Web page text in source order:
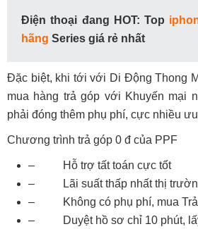
Điện thoại đang HOT: Top
hãng Series giá rẻ nhất
Đặc biệt, khi tới với Di Động Thong
mua hàng trả góp với Khuyến mại
phải đóng thêm phụ phí, cực nhiều
Chương trình trả góp 0 đ của PPF
– Hỗ trợ tất toán cực tốt
– Lãi suất thấp nhất thị
– Không có phụ phí, mua Trả
– Duyệt hồ sơ chỉ 10 phút,